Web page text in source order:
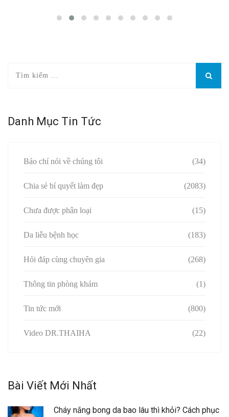
Danh Mục Tin Tức
Báo chí nói về chúng tôi (34)
Chia sẻ bí quyết làm đẹp (2083)
Chưa được phân loại (15)
Da liễu bệnh học (183)
Hỏi đáp cùng chuyên gia (268)
Thông tin phòng khám (1)
Tin tức mới (800)
Video DR.THAIHA (22)
Bài Viết Mới Nhất
Cháy nắng bong da bao lâu thì khỏi? Cách phục